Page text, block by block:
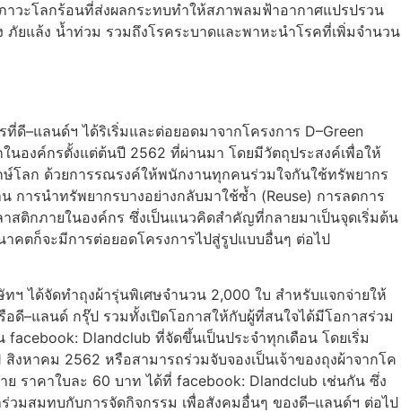
าวะโลกร้อนที่ส่งผลกระทบทำให้สภาพลมฟ้าอากาศแปรปรวน
ภัยแล้ง น้ำท่วม รวมถึงโรคระบาดและพาหะนำโรคที่เพิ่มจำนวน
ที่ดี–แลนด์ฯ ได้ริเริ่มและต่อยอดมาจากโครงการ D–Green
นองค์กรตั้งแต่ต้นปี 2562 ที่ผ่านมา โดยมีวัตถุประสงค์เพื่อให้
โลก ด้วยการรณรงค์ให้พนักงานทุกคนร่วมใจกันใช้ทรัพยากร
การนำทรัพยากรบางอย่างกลับมาใช้ซ้ำ (Reuse) การลดการ
สติกภายในองค์กร ซึ่งเป็นแนวคิดสำคัญที่กลายมาเป็นจุดเริ่มต้น
คตก็จะมีการต่อยอดโครงการไปสู่รูปแบบอื่นๆ ต่อไป
ฯ ได้จัดทำถุงผ้ารุ่นพิเศษจำนวน 2,000 ใบ สำหรับแจกจ่ายให้
ดี–แลนด์ กรุ๊ป รวมทั้งเปิดโอกาสให้กับผู้ที่สนใจได้มีโอกาสร่วม
Dlandclub ที่จัดขึ้นเป็นประจำทุกเดือน โดยเริ่ม
งหาคม 2562 หรือสามารถร่วมจับจองเป็นเจ้าของถุงผ้าจากโค
ราคาใบละ 60 บาท ได้ที่ facebook: Dlandclub เช่นกัน ซึ่ง
วมสมทบกับการจัดกิจกรรม เพื่อสังคมอื่นๆ ของดี–แลนด์ฯ ต่อไป